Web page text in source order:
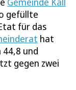
gefüllte
für das
hat
und
gegen zwei